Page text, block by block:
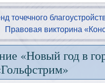
точечного
Правовая викторина
«Новый год в